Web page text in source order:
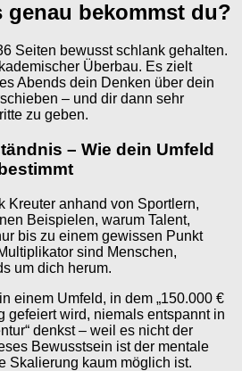
genau bekommst du?
Seiten bewusst schlank gehalten.
Überbau. Es zielt
Abends dein Denken über dein
– und dir dann sehr
zu geben.
– Wie dein Umfeld
Kreuter anhand von Sportlern,
Beispielen, warum Talent,
bis zu einem gewissen Punkt
sind Menschen,
um dich herum.
einem Umfeld, in dem „150.000 €
gefeiert wird, niemals entspannt in
denkst – weil es nicht der
Bewusstsein ist der mentale
Skalierung kaum möglich ist.